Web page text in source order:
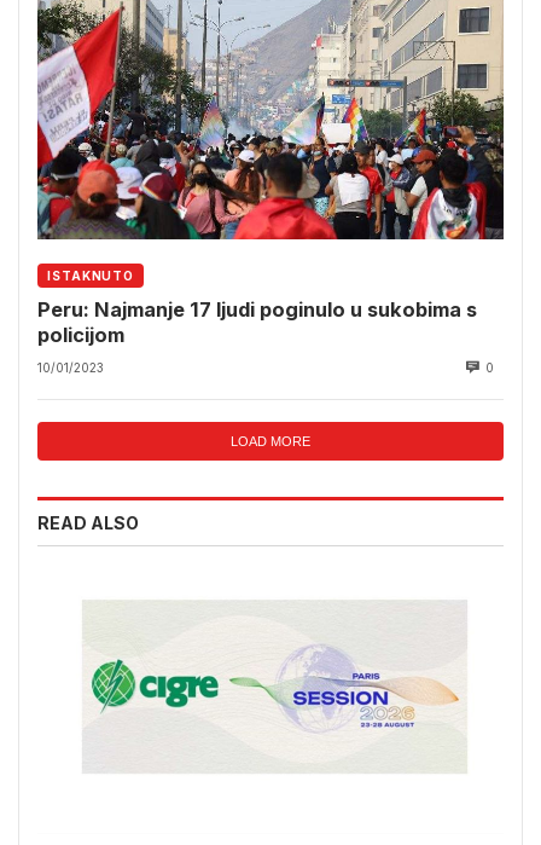
ISTAKNUTO
Peru: Najmanje 17 ljudi poginulo u sukobima s
policijom
10/01/2023 0
LOAD MORE
READ ALSO